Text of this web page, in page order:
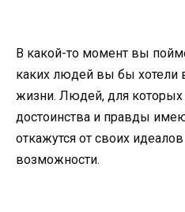
В какой-то момент вы
каких людей вы бы хотели
жизни. Людей, для которых
достоинства и правды
откажутся от своих
возможности.